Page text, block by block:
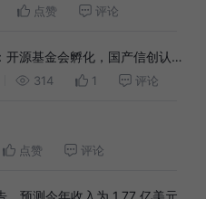
点赞 评论
源基金会孵化，国产信创认
314 1 评论
点赞 评论